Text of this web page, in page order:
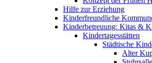
Hilfe zur Erziehung
Kinderfreundliche
Kinderbetreuung: Kitas &
Kindertagesstätten
Städtische
Alter